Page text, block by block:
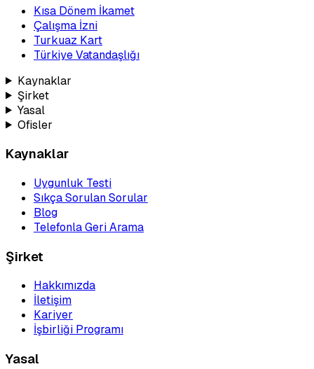
Kısa Dönem İkamet
Çalışma İzni
Turkuaz Kart
Türkiye Vatandaşlığı
Kaynaklar
Şirket
Yasal
Ofisler
Kaynaklar
Uygunluk Testi
Sıkça Sorulan Sorular
Blog
Telefonla Geri Arama
Şirket
Hakkımızda
İletişim
Kariyer
İşbirliği Programı
Yasal